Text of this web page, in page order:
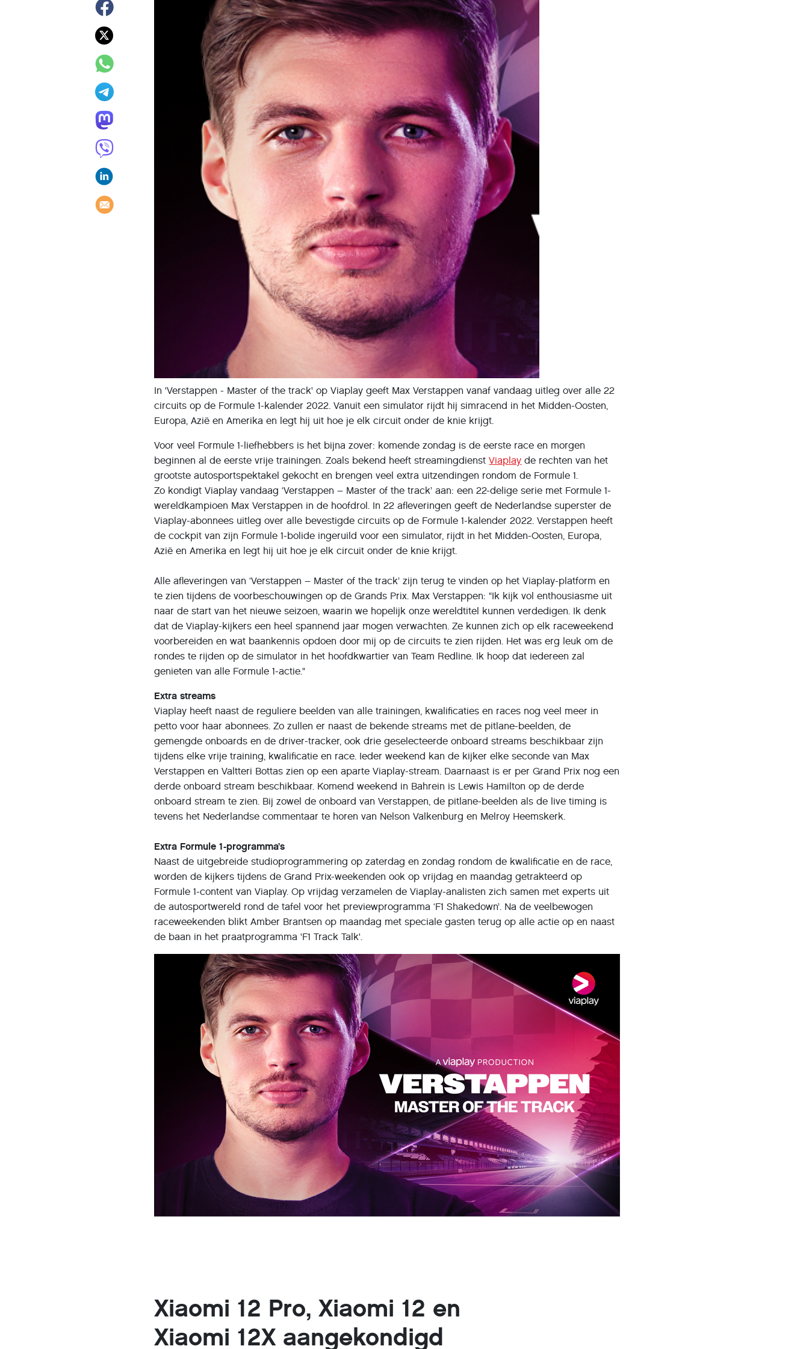
In 'Verstappen - Master of the track' op Viaplay geeft Max Verstappen vanaf vandaag uitleg over alle 22
circuits op de Formule 1-kalender 2022. Vanuit een simulator rijdt hij simracend in het Midden-Oosten,
Europa, Azië en Amerika en legt hij uit hoe je elk circuit onder de knie krijgt.
Voor veel Formule 1-liefhebbers is het bijna zover: komende zondag is de eerste race en morgen
beginnen al de eerste vrije trainingen. Zoals bekend heeft streamingdienstViaplay de rechten van het
grootste autosportspektakel gekocht en brengen veel extra uitzendingen rondom de Formule 1.
Zo kondigt Viaplay vandaag ‘Verstappen – Master of the track’ aan: een 22-delige serie met Formule 1-
wereldkampioen Max Verstappen in de hoofdrol. In 22 afleveringen geeft de Nederlandse superster de
Viaplay-abonnees uitleg over alle bevestigde circuits op de Formule 1-kalender 2022. Verstappen heeft
de cockpit van zijn Formule 1-bolide ingeruild voor een simulator, rijdt in het Midden-Oosten, Europa,
Azië en Amerika en legt hij uit hoe je elk circuit onder de knie krijgt.
Alle afleveringen van ‘Verstappen – Master of the track’ zijn terug te vinden op het Viaplay-platform en
te zien tijdens de voorbeschouwingen op de Grands Prix. Max Verstappen: "Ik kijk vol enthousiasme uit
naar de start van het nieuwe seizoen, waarin we hopelijk onze wereldtitel kunnen verdedigen. Ik denk
dat de Viaplay-kijkers een heel spannend jaar mogen verwachten. Ze kunnen zich op elk raceweekend
voorbereiden en wat baankennis opdoen door mij op de circuits te zien rijden. Het was erg leuk om de
rondes te rijden op de simulator in het hoofdkwartier van Team Redline. Ik hoop dat iedereen zal
genieten van alle Formule 1-actie."
Extra streams
Viaplay heeft naast de reguliere beelden van alle trainingen, kwalificaties en races nog veel meer in
petto voor haar abonnees. Zo zullen er naast de bekende streams met de pitlane-beelden, de
gemengde onboards en de driver-tracker, ook drie geselecteerde onboard streams beschikbaar zijn
tijdens elke vrije training, kwalificatie en race. Ieder weekend kan de kijker elke seconde van Max
Verstappen en Valtteri Bottas zien op een aparte Viaplay-stream. Daarnaast is er per Grand Prix nog een
derde onboard stream beschikbaar. Komend weekend in Bahrein is Lewis Hamilton op de derde
onboard stream te zien. Bij zowel de onboard van Verstappen, de pitlane-beelden als de live timing is
tevens het Nederlandse commentaar te horen van Nelson Valkenburg en Melroy Heemskerk.
Extra Formule 1-programma’s
Naast de uitgebreide studioprogrammering op zaterdag en zondag rondom de kwalificatie en de race,
worden de kijkers tijdens de Grand Prix-weekenden ook op vrijdag en maandag getrakteerd op
Formule 1-content van Viaplay. Op vrijdag verzamelen de Viaplay-analisten zich samen met experts uit
de autosportwereld rond de tafel voor het previewprogramma ‘F1 Shakedown’. Na de veelbewogen
raceweekenden blikt Amber Brantsen op maandag met speciale gasten terug op alle actie op en naast
de baan in het praatprogramma 'F1 Track Talk'.
Xiaomi 12 Pro, Xiaomi 12 en
Xiaomi 12X aangekondigd